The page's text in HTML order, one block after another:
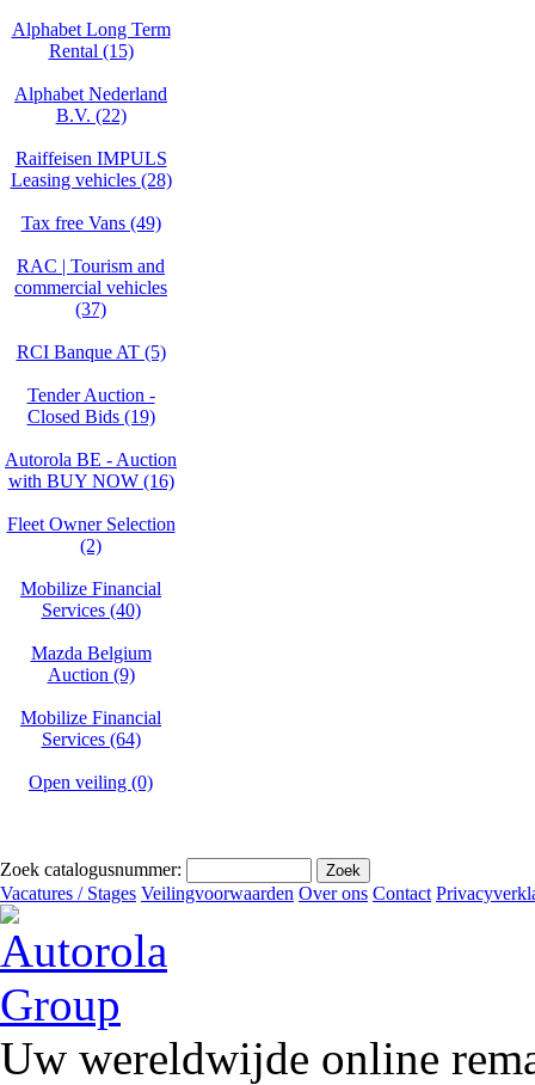
Alphabet Long Term
Rental (15)
Alphabet Nederland
B.V. (22)
Raiffeisen IMPULS
Leasing vehicles (28)
Tax free Vans (49)
RAC | Tourism and
commercial vehicles
(37)
RCI Banque AT (5)
Tender Auction -
Closed Bids (19)
Autorola BE - Auction
with BUY NOW (16)
Fleet Owner Selection
(2)
Mobilize Financial
Services (40)
Mazda Belgium
Auction (9)
Mobilize Financial
Services (64)
Open veiling (0)
Zoek catalogusnummer:
Vacatures / Stages Veilingvoorwaarden Over ons Contact
Uw wereldwijde online